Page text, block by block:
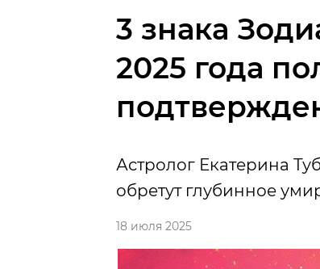
3 знака
2025 года
Астролог Екатерина
обретут глубинное
18 июля 2025